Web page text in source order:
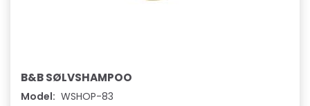
B&B SØLVSHAMPOO
Model: WSHOP-83